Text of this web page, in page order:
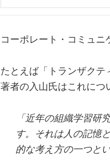
コーポレート・コミュニ
たとえば「トランザクテ
著者の入山氏はこれにつ
「近年の組織学習研
す。それは人の記憶
的な考え方の一つとい